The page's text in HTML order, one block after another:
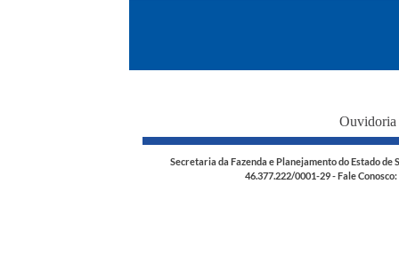
Ouvidoria
Secretaria da Fazenda e Planejamento do Estado de
46.377.222/0001-29 - Fale